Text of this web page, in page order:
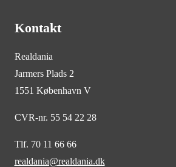
Kontakt
Realdania
Jarmers Plads 2
1551 København V
CVR-nr. 55 54 22 28
Tlf. 70 11 66 66
realdania@realdania.dk